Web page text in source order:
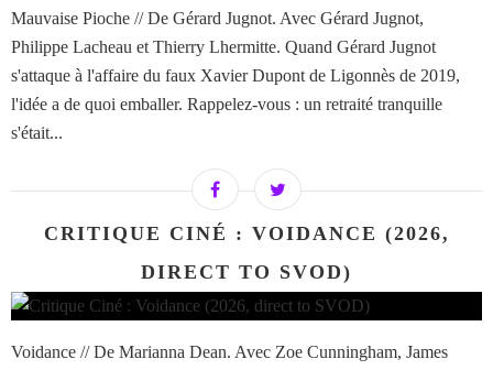
Mauvaise Pioche // De Gérard Jugnot. Avec Gérard Jugnot,
Philippe Lacheau et Thierry Lhermitte. Quand Gérard Jugnot
s'attaque à l'affaire du faux Xavier Dupont de Ligonnès de 2019,
l'idée a de quoi emballer. Rappelez-vous : un retraité tranquille
s'était...
CRITIQUE CINÉ : VOIDANCE (2026,
DIRECT TO SVOD)
Voidance // De Marianna Dean. Avec Zoe Cunningham, James